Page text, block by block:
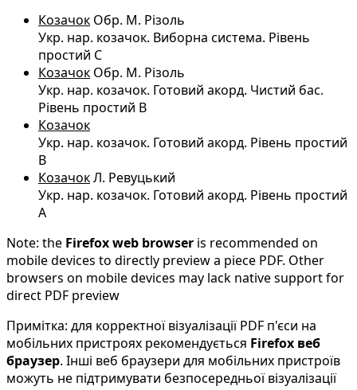
Козачок Обр. М. Різоль
Укр. нар. козачок. Виборна система. Рівень
простий C
Козачок Обр. М. Різоль
Укр. нар. козачок. Готовий акорд. Чистий бас.
Рівень простий B
Козачок
Укр. нар. козачок. Готовий акорд. Рівень простий
B
КозачокЛ. Ревуцький
Укр. нар. козачок. Готовий акорд. Рівень простий
A
Note: the Firefox web browser is recommended on
mobile devices to directly preview a piece PDF. Other
browsers on mobile devices may lack native support for
direct PDF preview
Примітка: для корректної візуалізації PDF п'єси на
мобільних пристроях рекомендується Firefox веб
браузер. Інші веб браузери для мобільних пристроїв
можуть не підтримувати безпосередньої візуалізації